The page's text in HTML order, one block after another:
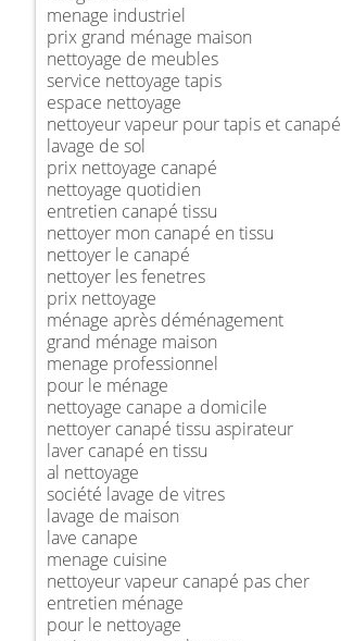
menage industriel
prix grand ménage maison
nettoyage de meubles
service nettoyage tapis
espace nettoyage
nettoyeur vapeur pour tapis et canapé
lavage de sol
prix nettoyage canapé
nettoyage quotidien
entretien canapé tissu
nettoyer mon canapé en tissu
nettoyer le canapé
nettoyer les fenetres
prix nettoyage
ménage après déménagement
grand ménage maison
menage professionnel
pour le ménage
nettoyage canape a domicile
nettoyer canapé tissu aspirateur
laver canapé en tissu
al nettoyage
société lavage de vitres
lavage de maison
lave canape
menage cuisine
nettoyeur vapeur canapé pas cher
entretien ménage
pour le nettoyage